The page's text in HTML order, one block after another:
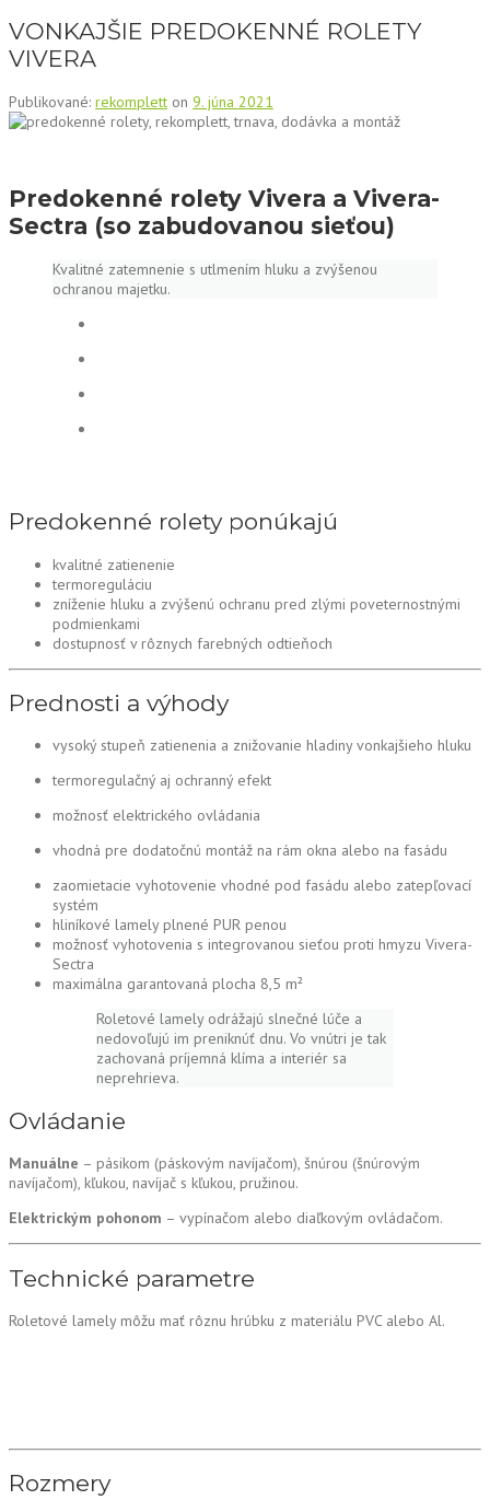
VONKAJŠIE PREDOKENNÉ ROLETY
VIVERA
Publikované: rekomplett on 9. júna 2021
Predokenné rolety Vivera a Vivera-
Sectra (so zabudovanou sieťou)
Kvalitné zatemnenie s utlmením hluku a zvýšenou
ochranou majetku.
Predokenné rolety ponúkajú
kvalitné zatienenie
termoreguláciu
zníženie hluku a zvýšenú ochranu pred zlými poveternostnými
podmienkami
dostupnosť v rôznych farebných odtieňoch
Prednosti a výhody
vysoký stupeň zatienenia a znižovanie hladiny vonkajšieho hluku
termoregulačný aj ochranný efekt
možnosť elektrického ovládania
vhodná pre dodatočnú montáž na rám okna alebo na fasádu
zaomietacie vyhotovenie vhodné pod fasádu alebo zatepľovací
systém
hliníkové lamely plnené PUR penou
možnosť vyhotovenia s integrovanou sieťou proti hmyzu Vivera-
Sectra
maximálna garantovaná plocha 8,5 m²
Roletové lamely odrážajú slnečné lúče a
nedovoľujú im preniknúť dnu. Vo vnútri je tak
zachovaná príjemná klíma a interiér sa
neprehrieva.
Ovládanie
Manuálne – pásikom (páskovým navíjačom), šnúrou (šnúrovým
navíjačom), kľukou, navíjač s kľukou, pružinou.
Elektrickým pohonom – vypínačom alebo diaľkovým ovládačom.
Technické parametre
Roletové lamely môžu mať rôznu hrúbku z materiálu PVC alebo Al.
Rozmery